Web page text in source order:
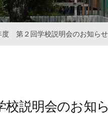
度 第２回学校説明会のお知らせ
説明会のお知ら